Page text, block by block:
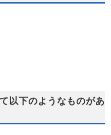
以下のようなものがあ